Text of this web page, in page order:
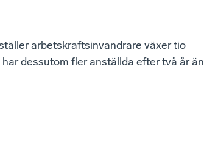
arbetskraftsinvandrare växer tio
dessutom fler anställda efter två år än